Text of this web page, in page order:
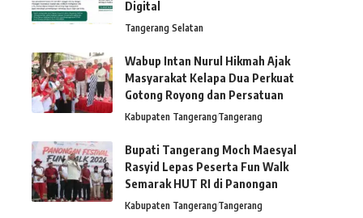
Digital
Tangerang Selatan
Wabup Intan Nurul Hikmah Ajak
Masyarakat Kelapa Dua Perkuat
Gotong Royong dan Persatuan
Kabupaten TangerangTangerang
Bupati Tangerang Moch Maesyal
Rasyid Lepas Peserta Fun Walk
Semarak HUT RI di Panongan
Kabupaten TangerangTangerang